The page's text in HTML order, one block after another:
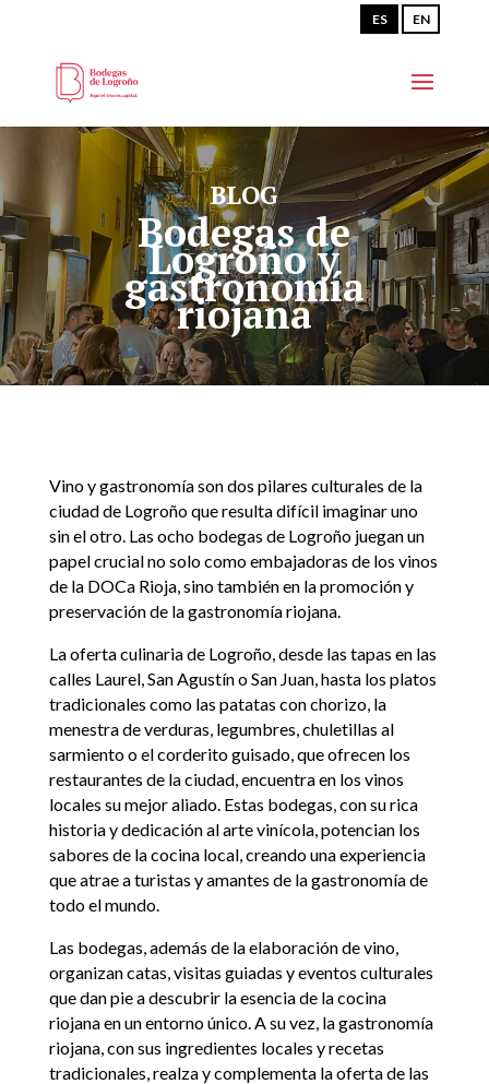
ES EN
BLOG
Bodegas de
Logroño y
gastronomía
riojana
Vino y gastronomía son dos pilares culturales de la
ciudad de Logroño que resulta difícil imaginar uno
sin el otro. Las ocho bodegas de Logroño juegan un
papel crucial no solo como embajadoras de los vinos
de la DOCa Rioja, sino también en la promoción y
preservación de la gastronomía riojana.
La oferta culinaria de Logroño, desde las tapas en las
calles Laurel, San Agustín o San Juan, hasta los platos
tradicionales como las patatas con chorizo, la
menestra de verduras, legumbres, chuletillas al
sarmiento o el corderito guisado, que ofrecen los
restaurantes de la ciudad, encuentra en los vinos
locales su mejor aliado. Estas bodegas, con su rica
historia y dedicación al arte vinícola, potencian los
sabores de la cocina local, creando una experiencia
que atrae a turistas y amantes de la gastronomía de
todo el mundo.
Las bodegas, además de la elaboración de vino,
organizan catas, visitas guiadas y eventos culturales
que dan pie a descubrir la esencia de la cocina
riojana en un entorno único. A su vez, la gastronomía
riojana, con sus ingredientes locales y recetas
tradicionales, realza y complementa la oferta de las